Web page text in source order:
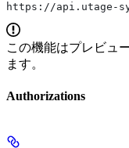
https://api.utage-
この機能はプレビュ
ます。
Authorizations